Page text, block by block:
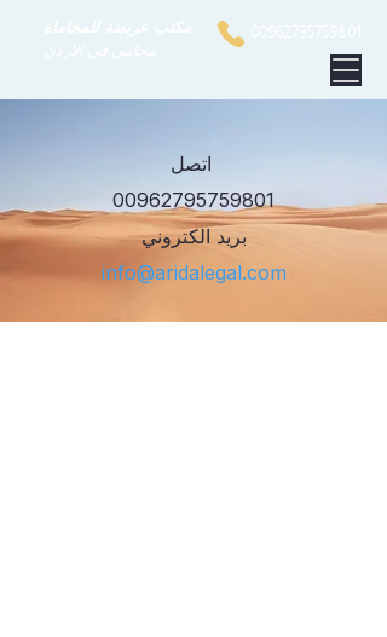
00962795759801
بريد الكتروني
info@aridalegal.com